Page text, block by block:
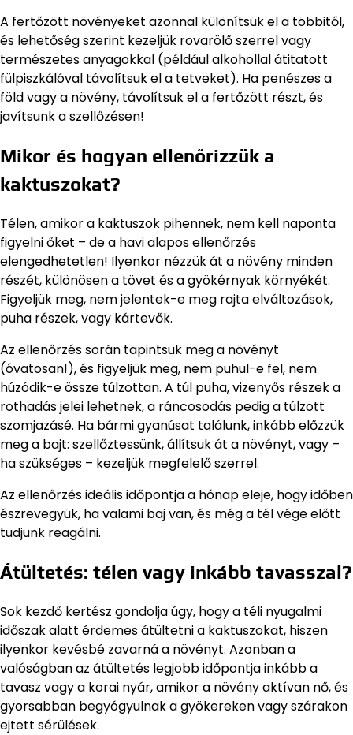
A fertőzött növényeket azonnal különítsük el a többitől,
és lehetőség szerint kezeljük rovarölő szerrel vagy
természetes anyagokkal (például alkohollal átitatott
fülpiszkálóval távolítsuk el a tetveket). Ha penészes a
föld vagy a növény, távolítsuk el a fertőzött részt, és
javítsunk a szellőzésen!
Mikor és hogyan ellenőrizzük a
kaktuszokat?
Télen, amikor a kaktuszok pihennek, nem kell naponta
figyelni őket – de a havi alapos ellenőrzés
elengedhetetlen! Ilyenkor nézzük át a növény minden
részét, különösen a tövet és a gyökérnyak környékét.
Figyeljük meg, nem jelentek-e meg rajta elváltozások,
puha részek, vagy kártevők.
Az ellenőrzés során tapintsuk meg a növényt
(óvatosan!), és figyeljük meg, nem puhul-e fel, nem
húzódik-e össze túlzottan. A túl puha, vizenyős részek a
rothadás jelei lehetnek, a ráncosodás pedig a túlzott
szomjazásé. Ha bármi gyanúsat találunk, inkább előzzük
meg a bajt: szellőztessünk, állítsuk át a növényt, vagy –
ha szükséges – kezeljük megfelelő szerrel.
Az ellenőrzés ideális időpontja a hónap eleje, hogy időben
észrevegyük, ha valami baj van, és még a tél vége előtt
tudjunk reagálni.
Átültetés: télen vagy inkább tavasszal?
Sok kezdő kertész gondolja úgy, hogy a téli nyugalmi
időszak alatt érdemes átültetni a kaktuszokat, hiszen
ilyenkor kevésbé zavarná a növényt. Azonban a
valóságban az átültetés legjobb időpontja inkább a
tavasz vagy a korai nyár, amikor a növény aktívan nő, és
gyorsabban begyógyulnak a gyökereken vagy szárakon
ejtett sérülések.